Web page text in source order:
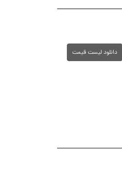
دانلود لیست قیمت